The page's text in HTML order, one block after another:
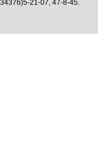
21-07, 47-8-45.